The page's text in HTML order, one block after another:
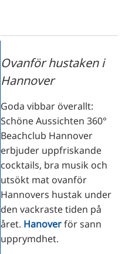
FI
KO
JA
UK
Ovanför hustaken i
Hannover
Goda vibbar överallt:
Schöne Aussichten 360°
Beachclub Hannover
erbjuder uppfriskande
cocktails, bra musik och
utsökt mat ovanför
Hannovers hustak under
den vackraste tiden på
året. Hanoverför sann
upprymdhet.